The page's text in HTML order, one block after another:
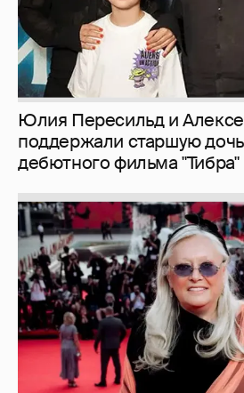
Юлия Пересильд и
поддержали старшую
дебютного фильма "Тибра"